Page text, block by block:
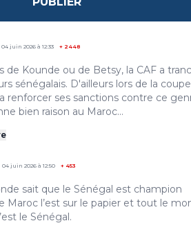
04 juin 2026 à 12:33 + 2448
de Kounde ou de Betsy, la CAF a
sénégalais. D'ailleurs lors de la
renforcer ses sanctions contre ce
bien raison au Maroc...
04 juin 2026 à 12:50 + 453
sait que le Sénégal est champion
Maroc l’est sur le papier et tout le
le Sénégal.